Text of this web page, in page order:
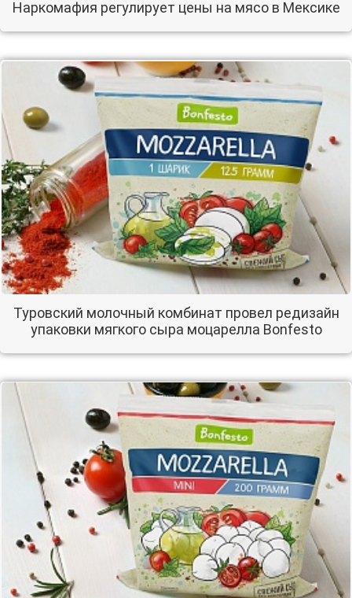
Наркомафия регулирует цены на мясо в Мексике
Туровский молочный комбинат провел редизайн
упаковки мягкого сыра моцарелла Bonfesto